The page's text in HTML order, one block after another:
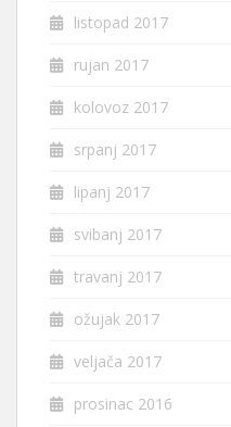
listopad 2017
rujan 2017
kolovoz 2017
srpanj 2017
lipanj 2017
svibanj 2017
travanj 2017
ožujak 2017
veljača 2017
prosinac 2016